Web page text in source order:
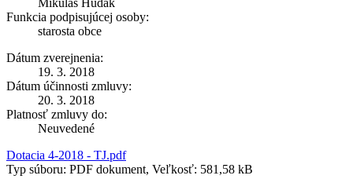
Funkcia podpisujúcej osoby:
starosta obce
Dátum zverejnenia:
19. 3. 2018
Dátum účinnosti zmluvy:
20. 3. 2018
Platnosť zmluvy do:
Neuvedené
Dotacia 4-2018 - TJ.pdf
Typ súboru: PDF dokument, Veľkosť: 581,58 kB